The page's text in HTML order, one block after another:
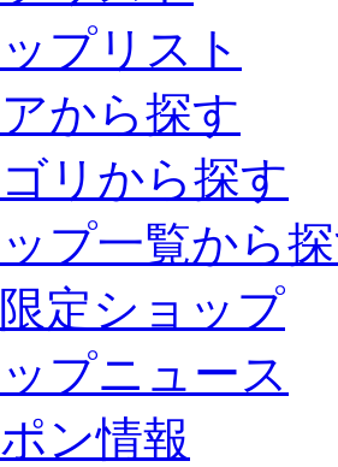
プリスト
から探す
リから探す
プ一覧から
定ショップ
プニュース
ン情報